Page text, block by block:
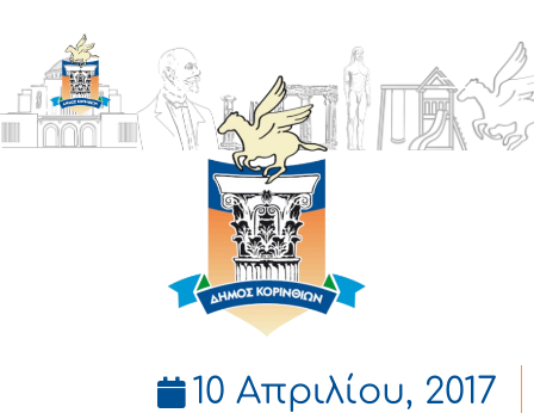
ΔΗΜΟΣ
ΚΟΡΙΝΘΙΩΝ
10 Απριλίου, 2017